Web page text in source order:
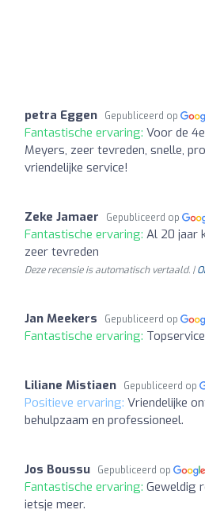
petra Eggen Gepubliceerd op
Fantastische ervaring: Voor de
Meyers, zeer tevreden, snelle,
vriendelijke service!
Zeke Jamaer Gepubliceerd op
Fantastische ervaring: Al 20 jaar
zeer tevreden
Deze recensie is automatisch vertaald. |
Jan Meekers Gepubliceerd op
Fantastische ervaring:
Liliane Mistiaen Gepubliceerd op
Positieve ervaring: Vriendelijke
behulpzaam en professioneel.
Jos Boussu Gepubliceerd op
Fantastische ervaring: Geweldig
ietsje meer.